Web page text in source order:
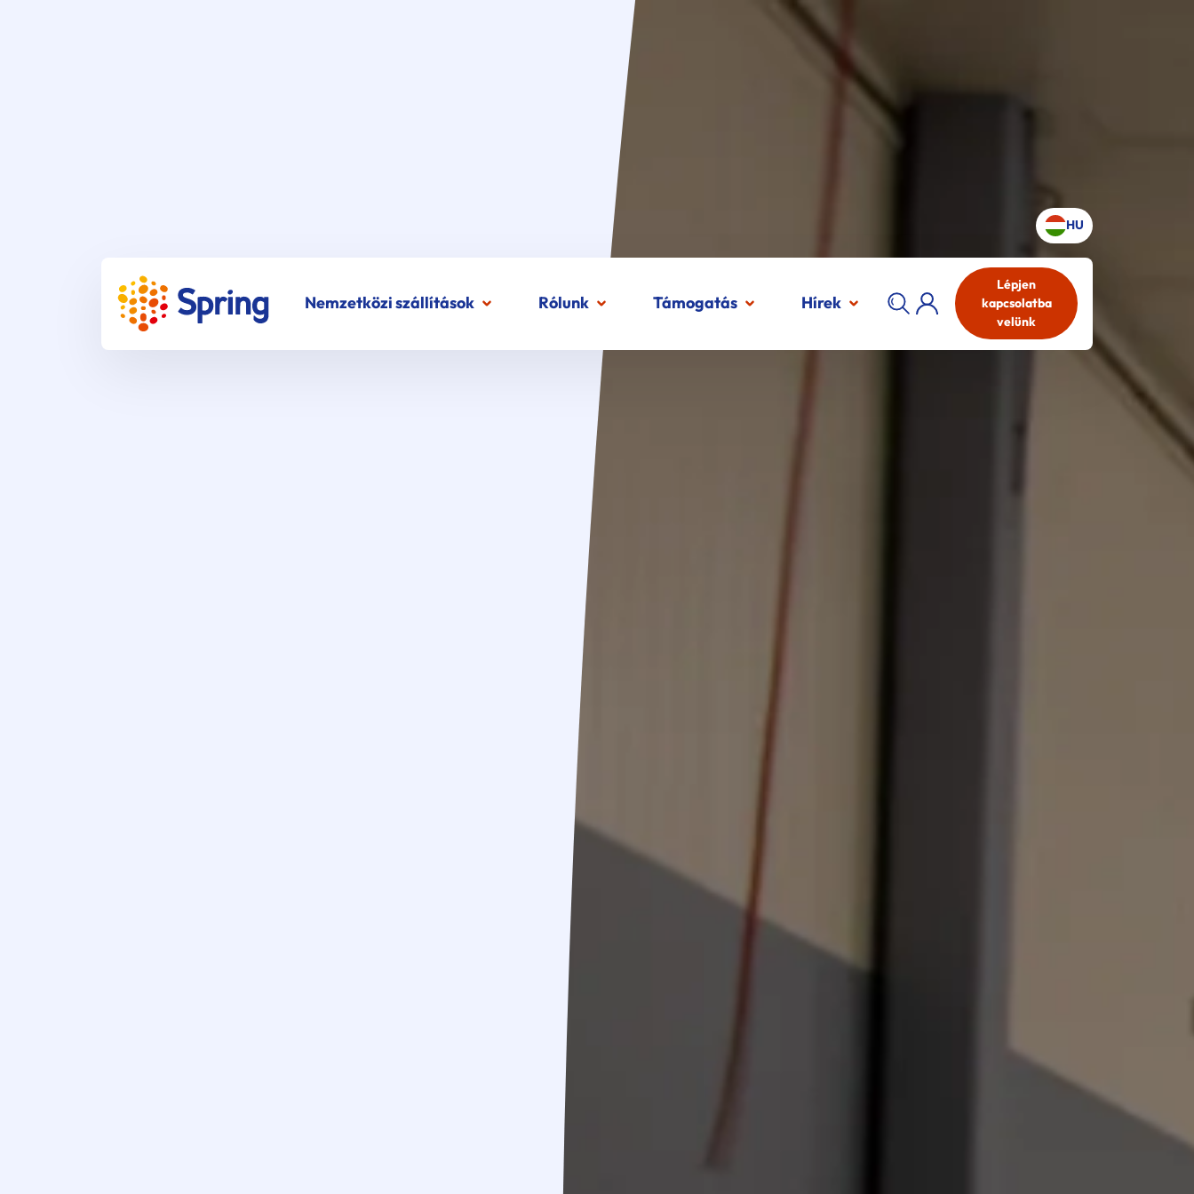
Nemzetközi szállítások Rólunk Támogatás Hírek
Lépjen
kapcsolatba
velünk
HU